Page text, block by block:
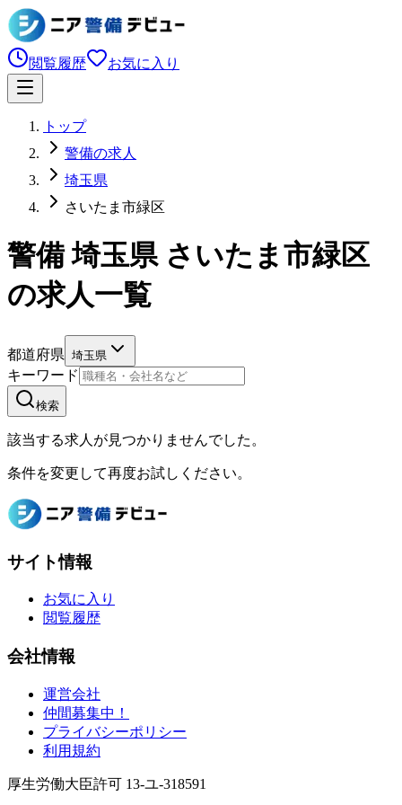
閲覧履歴 お気に入り
トップ
警備の求人
埼玉県
さいたま市緑区
警備 埼玉県 さいたま市緑区
の求人一覧
都道府県 埼玉県
キーワード
検索
該当する求人が見つかりませんでした。
条件を変更して再度お試しください。
サイト情報
お気に入り
閲覧履歴
会社情報
運営会社
仲間募集中！
プライバシーポリシー
利用規約
厚生労働大臣許可 13-ユ-318591